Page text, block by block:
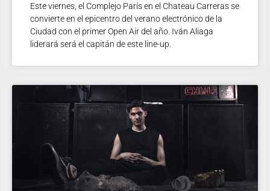
Este viernes, el Complejo París en el Chateau Carreras se
convierte en el epicentro del verano electrónico de la
Ciudad con el primer Open Air del año. Iván Aliaga
liderará será el capitán de este line-up.